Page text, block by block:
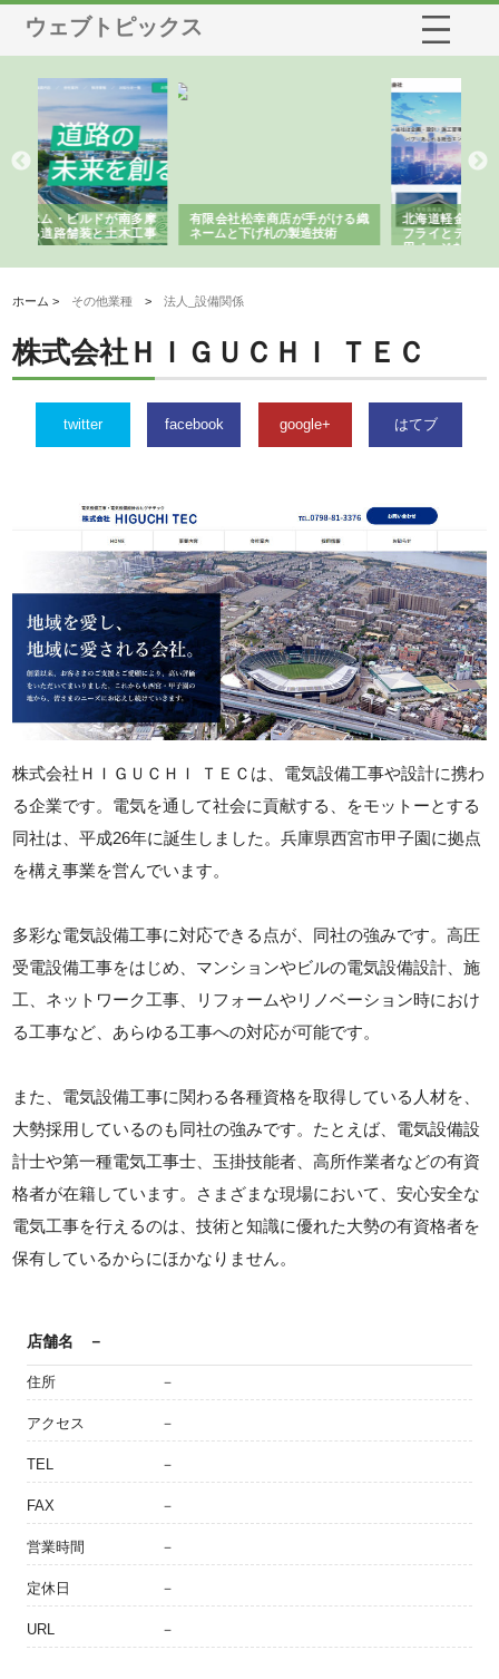
ウェブトピックス
有限会社松幸商店が手がける織
ネームと下げ札の製造技術
北海道軽金属株式会社がスノー
フライとテーパーブロックの専
用ページを新設
ホーム > その他業種 >法人_設備関係
株式会社ＨＩＧＵＣＨＩ ＴＥＣ
twitter facebook google+ はてブ
株式会社ＨＩＧＵＣＨＩ ＴＥＣは、電気設備工事や設計に携わ
る企業です。電気を通して社会に貢献する、をモットーとする
同社は、平成26年に誕生しました。兵庫県西宮市甲子園に拠点
を構え事業を営んでいます。
多彩な電気設備工事に対応できる点が、同社の強みです。高圧
受電設備工事をはじめ、マンションやビルの電気設備設計、施
工、ネットワーク工事、リフォームやリノベーション時におけ
る工事など、あらゆる工事への対応が可能です。
また、電気設備工事に関わる各種資格を取得している人材を、
大勢採用しているのも同社の強みです。たとえば、電気設備設
計士や第一種電気工事士、玉掛技能者、高所作業者などの有資
格者が在籍しています。さまざまな現場において、安心安全な
電気工事を行えるのは、技術と知識に優れた大勢の有資格者を
保有しているからにほかなりません。
店舗名 －
住所 －
アクセス －
TEL －
FAX －
営業時間 －
定休日 －
URL －